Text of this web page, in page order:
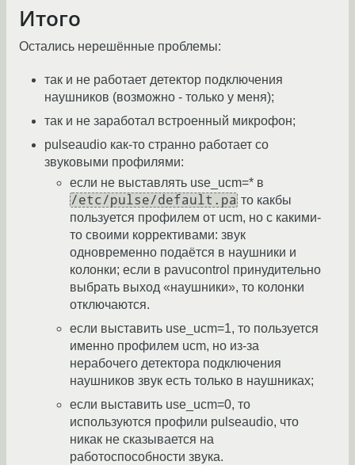
Итого
Остались нерешённые проблемы:
так и не работает детектор подключения
наушников (возможно - только у меня);
так и не заработал встроенный микрофон;
pulseaudio как-то странно работает со
звуковыми профилями:
если не выставлять use_ucm=* в
/etc/pulse/default.pa то какбы
пользуется профилем от ucm, но с какими-
то своими коррективами: звук
одновременно подаётся в наушники и
колонки; если в pavucontrol принудительно
выбрать выход «наушники», то колонки
отключаются.
если выставить use_ucm=1, то пользуется
именно профилем ucm, но из-за
нерабочего детектора подключения
наушников звук есть только в наушниках;
если выставить use_ucm=0, то
используются профили pulseaudio, что
никак не сказывается на
работоспособности звука.